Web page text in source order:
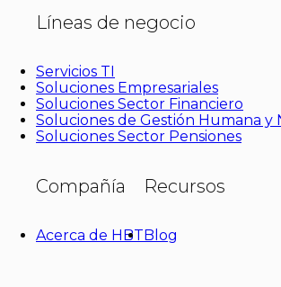
Líneas de negocio
Servicios TI
Soluciones Empresariales
Soluciones Sector Financiero
Soluciones de Gestión Humana y
Soluciones Sector Pensiones
Compañía
Acerca de HBT
Recursos
Blog